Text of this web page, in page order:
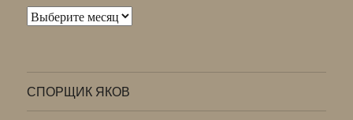
Архивы
СПОРЩИК ЯКОВ